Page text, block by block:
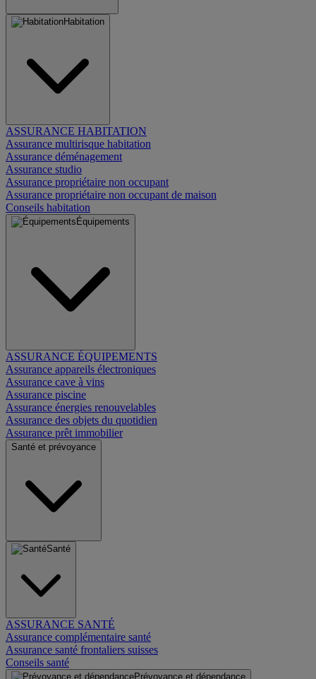
Habitation
ASSURANCE HABITATION
Assurance multirisque habitation
Assurance déménagement
Assurance studio
Assurance propriétaire non occupant
Assurance propriétaire non occupant de maison
Conseils habitation
Équipements
ASSURANCE ÉQUIPEMENTS
Assurance appareils électroniques
Assurance cave à vins
Assurance piscine
Assurance énergies renouvelables
Assurance des objets du quotidien
Assurance prêt immobilier
Santé et prévoyance
Santé
ASSURANCE SANTÉ
Assurance complémentaire santé
Assurance santé frontaliers suisses
Conseils santé
Prévoyance et dépendance